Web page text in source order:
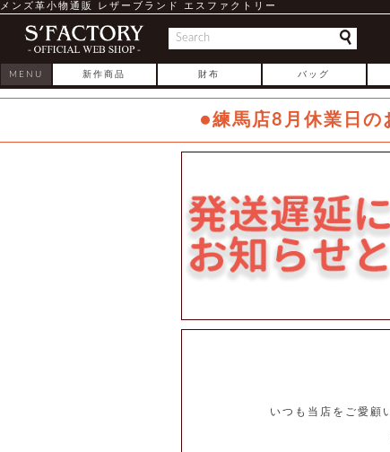
メンズ革小物通販 レザーブランド エスファクトリー
MENU 新作商品 財布 バッグ
●練馬店8月休業日
いつも当店をご愛顧